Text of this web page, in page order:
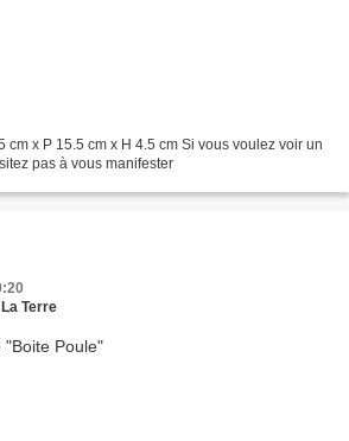
cm x P 15.5 cm x H 4.5 cm Si vous voulez voir un
pas à vous manifester
Terre